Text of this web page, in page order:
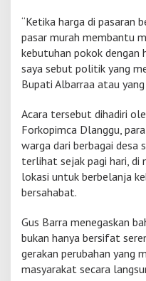
i
B
e
n
t
K
e
p
e
d
u
a
n
o
s
“Ketika harga di pasaran
pasar murah membantu
kebutuhan pokok dengan
saya sebut politik yang
Bupati Albarraa atau
Acara tersebut dihadiri
Forkopimca Dlanggu,
warga dari berbagai desa
terlihat sejak pagi hari, di
lokasi untuk berbelanja
bersahabat.
Gus Barra menegaskan
bukan hanya bersifat
gerakan perubahan yang
masyarakat secara